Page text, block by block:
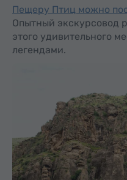
Пещеру Птиц можно
Опытный экскурсовод
этого удивительного
легендами.